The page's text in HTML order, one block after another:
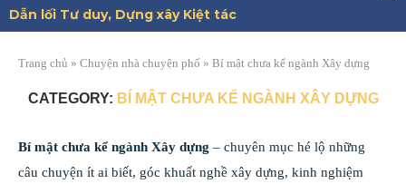
Dẫn lối Tư duy, Dựng xây Kiệt tác
Trang chủ » Chuyện nhà chuyện phố » Bí mật chưa kể ngành Xây dựng
CATEGORY: BÍ MẬT CHƯA KỂ NGÀNH XÂY DỰNG
Bí mật chưa kể ngành Xây dựng – chuyên mục hé lộ những
câu chuyện ít ai biết, góc khuất nghề xây dựng, kinh nghiệm